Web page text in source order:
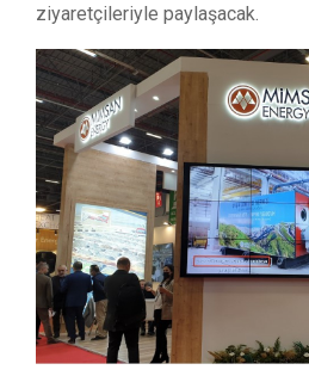
ziyaretçileriyle paylaşacak.